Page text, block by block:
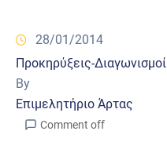
28/01/2014
Προκηρύξεις-Διαγωνισμοί
By
Επιμελητήριο Άρτας
Comment off